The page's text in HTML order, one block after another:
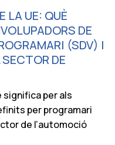
LA UE: QUÈ
DE
(SDV) I
DE
significa per als
per programari
de l’automoció